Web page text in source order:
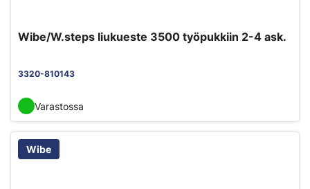
Wibe/W.steps liukueste 3500 työpukkiin 2-4 ask.
3320-810143
Varastossa
Wibe